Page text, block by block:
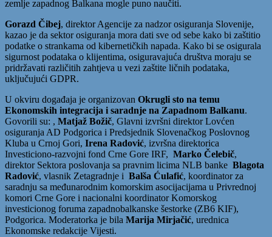
zemlje zapadnog Balkana mogle puno naučiti.
Gorazd Čibej, direktor Agencije za nadzor osiguranja Slovenije,
kazao je da sektor osiguranja mora dati sve od sebe kako bi zaštitio
podatke o strankama od kibernetičkih napada. Kako bi se osigurala
sigurnost podataka o klijentima, osiguravajuća društva moraju se
pridržavati različitih zahtjeva u vezi zaštite ličnih podataka,
uključujući GDPR.
U okviru događaja je organizovan Okrugli sto na temu
Ekonomskih integracija i saradnje na Zapadnom Balkanu.
Govorili su: , Matjaž Božič, Glavni izvršni direktor Lovćen
osiguranja AD Podgorica i Predsjednik Slovenačkog Poslovnog
Kluba u Crnoj Gori, Irena Radović, izvršna direktorica
Investiciono-razvojni fond Crne Gore IRF, Marko Čelebič,
direktor Sektora poslovanja sa pravnim licima NLB banke Blagota
Radović, vlasnik Zetagradnje i Balša Ćulafić, koordinator za
saradnju sa međunarodnim komorskim asocijacijama u Privrednoj
komori Crne Gore i nacionalni koordinator Komorskog
investicionog foruma zapadnobalkanske šestorke (ZB6 KIF),
Podgorica. Moderatorka je bila Marija Mirjačić, urednica
Ekonomske redakcije Vijesti.